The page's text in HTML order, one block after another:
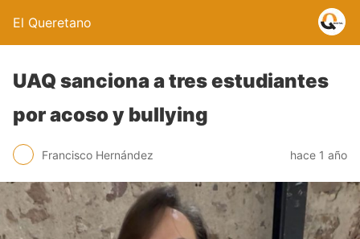
El Queretano
UAQ sanciona a tres estudiantes
por acoso y bullying
Francisco Hernández hace 1 año